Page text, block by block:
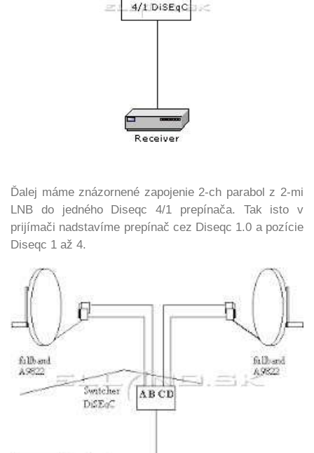
Ďalej máme znázornené zapojenie 2-ch parabol z 2-mi
LNB do jedného Diseqc 4/1 prepínača. Tak isto v
prijímači nadstavíme prepínač cez Diseqc 1.0 a pozície
Diseqc 1 až 4.